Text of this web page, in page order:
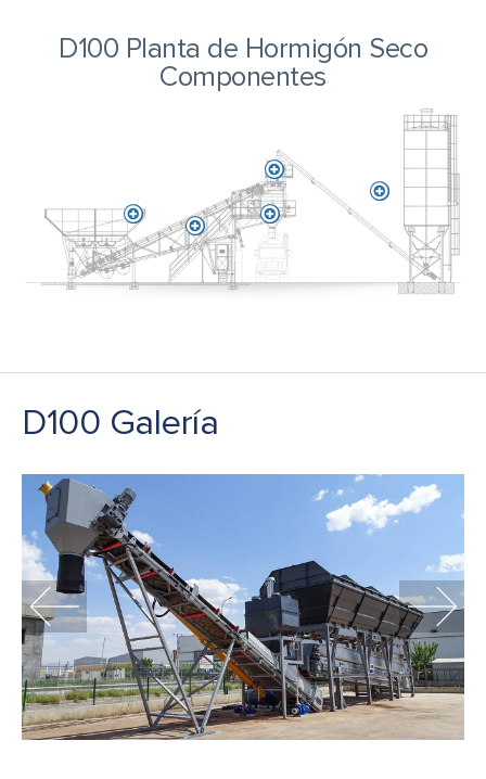
D100 Planta de Hormigón Seco
Componentes
D100 Galería